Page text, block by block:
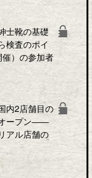
士靴の基礎
検査のポイ
）の参加者
内2店舗目の
ープン――
アル店舗の